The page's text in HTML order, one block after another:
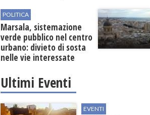
POLITICA
Marsala, sistemazione
verde pubblico nel centro
urbano: divieto di sosta
nelle vie interessate
Ultimi Eventi
EVENTI